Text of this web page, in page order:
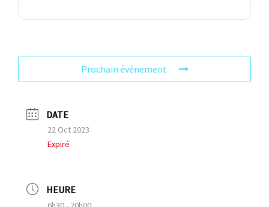
Prochain événement
DATE
22 Oct 2023
Expiré
HEURE